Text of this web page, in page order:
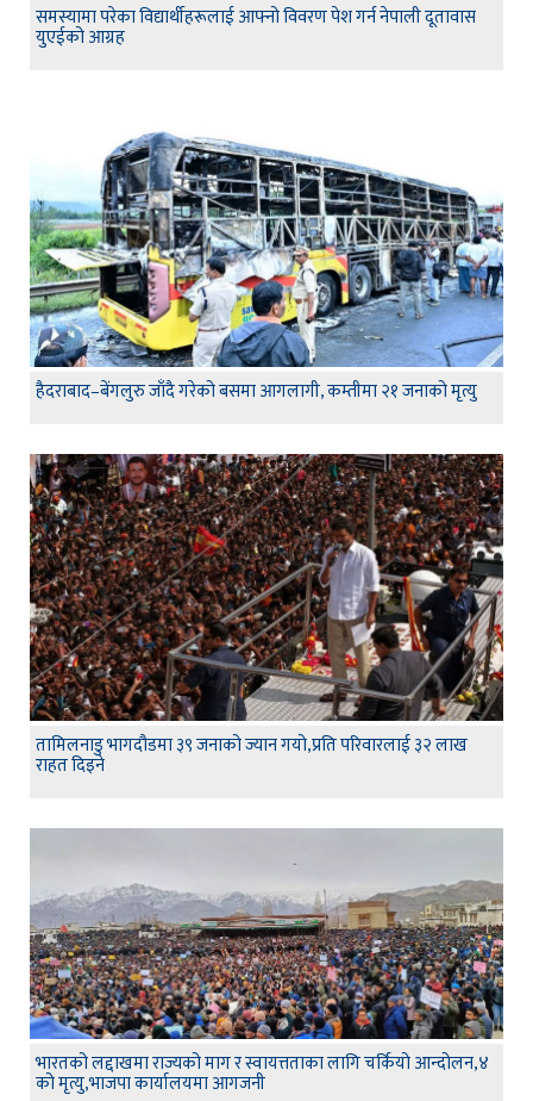
समस्यामा परेका विद्यार्थीहरूलाई आफ्नो विवरण पेश गर्न नेपाली दूतावास
युएईको आग्रह
हैदराबाद–बेंगलुरु जाँदै गरेको बसमा आगलागी, कम्तीमा २१ जनाको मृत्यु
तामिलनाडु भागदौडमा ३९ जनाको ज्यान गयो,प्रति परिवारलाई ३२ लाख
राहत दिइने
भारतको लद्दाखमा राज्यको माग र स्वायत्तताका लागि चर्कियो आन्दोलन,४
को मृत्यु,भाजपा कार्यालयमा आगजनी